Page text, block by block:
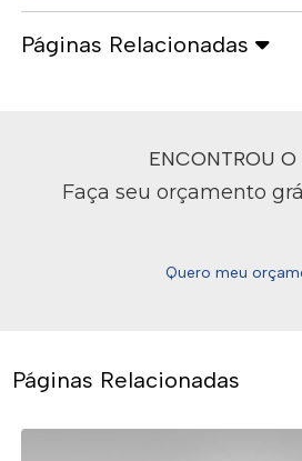
Páginas Relacionadas
ENCONTROU O
Faça seu orçamento
Quero meu
Páginas Relacionadas